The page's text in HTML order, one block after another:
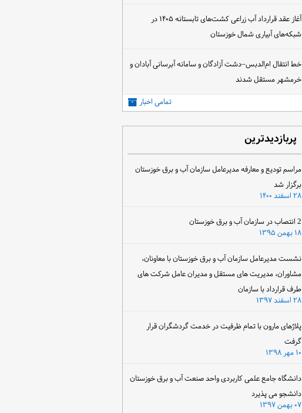
آغاز عقد قرارداد آب زراعی کشت‌های تابستانه ۱۴۰۵ در
شبکه‌های آبیاری شمال خوزستان
خط انتقال ام‌الدبس–دشت آزادگان و سامانه آبرسانی آبادان و
خرمشهر مستقل شدند
تمامی اخبار
پربازدیدترین
مراسم تودیع و معارفه مدیرعامل سازمان آب و برق خوزستان
برگزار شد
۲۸ اسفند ۱۴۰۰
2 انتصاب در سازمان آب و برق خوزستان
۱۸ بهمن ۱۳۹۵
نشست مدیرعامل سازمان آب و برق خوزستان با معاونان،
مشاوران، مدیریت های مستقل و مدیران عامل شرکت های
طرف قرارداد با سازمان
۲۸ اسفند ۱۳۹۷
پلاژهای مارون با تمام ظرفیت در خدمت گردشگران قرار
گرفت
۱۰ مهر ۱۳۹۸
دانشگاه جامع علمی کاربردی واحد صنعت آب و برق خوزستان
دانشجو می پذیرد
۰۷ بهمن ۱۳۹۷